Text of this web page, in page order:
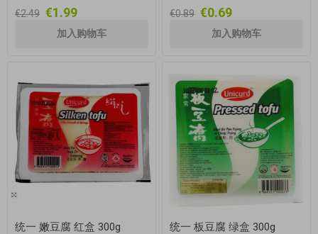
€2.49 €1.99 €0.89 €0.69
统一 嫩豆腐 红盒 300g 统一 板豆腐 绿盒 300g